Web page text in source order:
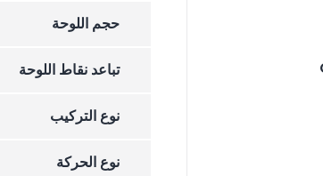
حجم اللوحة
تباعد نقاط اللوحة
نوع التركيب
نوع الحركة